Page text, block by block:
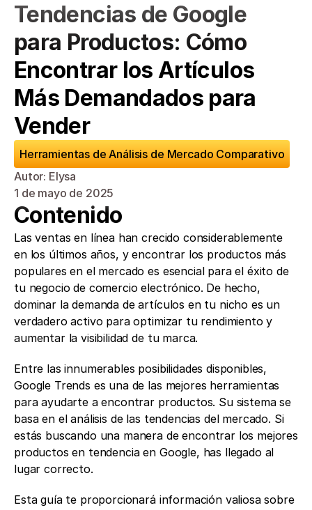
Tendencias de Google
para Productos: Cómo
Encontrar los Artículos
Más Demandados para
Vender
Herramientas de Análisis de Mercado Comparativo
Autor: Elysa
1 de mayo de 2025
Contenido
Las ventas en línea han crecido considerablemente
en los últimos años, y encontrar los productos más
populares en el mercado es esencial para el éxito de
tu negocio de comercio electrónico. De hecho,
dominar la demanda de artículos en tu nicho es un
verdadero activo para optimizar tu rendimiento y
aumentar la visibilidad de tu marca.
Entre las innumerables posibilidades disponibles,
Google Trends es una de las mejores herramientas
para ayudarte a encontrar productos. Su sistema se
basa en el análisis de las tendencias del mercado. Si
estás buscando una manera de encontrar los mejores
productos en tendencia en Google, has llegado al
lugar correcto.
Esta guía te proporcionará información valiosa sobre